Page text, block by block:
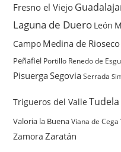
Fresno el Viejo
Laguna de Duero León
Campo Medina de Rioseco
Peñafiel Portillo Renedo de
PisuergaSegovia Serrada
Trigueros del Valle
Valoria la Buena Viana de Cega
Zamora Zaratán